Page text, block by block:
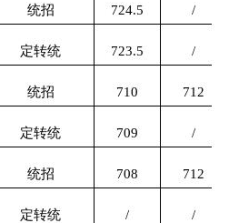
统招 724.5 /
定转统 723.5 /
统招 710 712
定转统 709 /
统招 708 712
定转统 / /